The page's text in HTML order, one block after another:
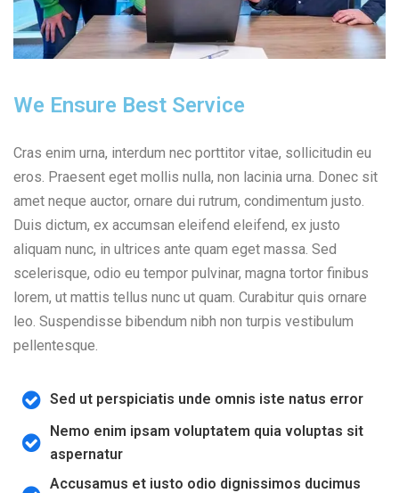
We Ensure Best Service
Cras enim urna, interdum nec porttitor vitae, sollicitudin eu
eros. Praesent eget mollis nulla, non lacinia urna. Donec sit
amet neque auctor, ornare dui rutrum, condimentum justo.
Duis dictum, ex accumsan eleifend eleifend, ex justo
aliquam nunc, in ultrices ante quam eget massa. Sed
scelerisque, odio eu tempor pulvinar, magna tortor finibus
lorem, ut mattis tellus nunc ut quam. Curabitur quis ornare
leo. Suspendisse bibendum nibh non turpis vestibulum
pellentesque.
Sed ut perspiciatis unde omnis iste natus error
Nemo enim ipsam voluptatem quia voluptas sit
aspernatur
Accusamus et iusto odio dignissimos ducimus